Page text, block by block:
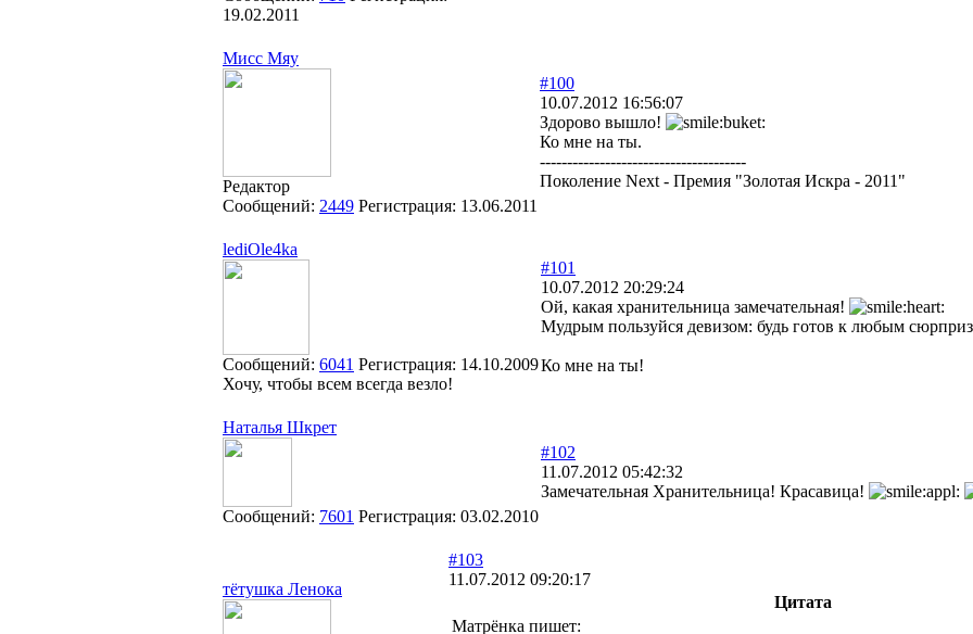
19.02.2011
Мисс Мяу
Редактор
Сообщений: 2449 Регистрация: 13.06.2011
#100
10.07.2012 16:56:07
Здорово вышло!
Ко мне на ты.
--------------------------------------
Поколение Next - Премия "Золотая Искра - 2011"
lediOle4ka
Сообщений: 6041 Регистрация: 14.10.2009
Хочу, чтобы всем всегда везло!
#101
10.07.2012 20:29:24
Ой, какая хранительница замечательная!
Мудрым пользуйся девизом: будь готов к любым
Ко мне на ты!
Наталья Шкрет
Сообщений: 7601 Регистрация: 03.02.2010
#102
11.07.2012 05:42:32
Замечательная Хранительница! Красавица!
тётушка Ленока
#103
11.07.2012 09:20:17
Цитата
Матрёнка пишет: